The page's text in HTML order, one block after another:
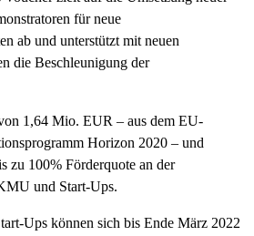
für neue
ab und unterstützt mit neuen
die Beschleunigung der
1,64 Mio. EUR – aus dem EU-
Horizon 2020 – und
zu 100% Förderquote an der
und Start-Ups.
Ups können sich bis Ende März 2022